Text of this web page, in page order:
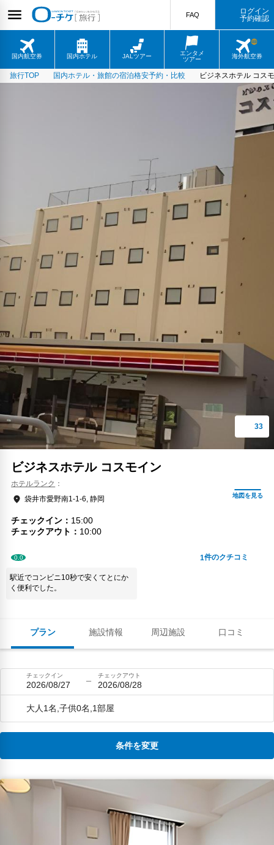
国内航空券 国内ホテル JALツアー
エンタメ
ツアー
海外航空券
FAQ
ログイン
予約確認
旅行TOP 国内ホテル・旅館の宿泊格安予約・比較 ビジネスホテル コス
プラン 施設情報 周辺施設 口コミ
ビジネスホテル コスモイン
ホテルランク
袋井市愛野南1-1-6, 静岡
チェックイン
15:00
チェックアウト
10:00
0.0 1件のクチコミ
駅近でコンビニ10秒で安くてとにか
く便利でした。
チェックイン
2026/08/27
チェックアウト
2026/08/28
大人1名,子供0名,1部屋
条件を変更